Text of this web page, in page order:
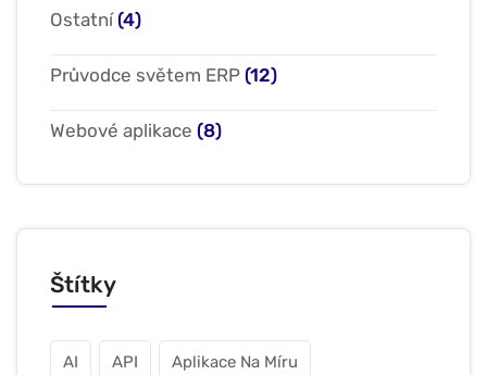
Ostatní(4)
Průvodce světem ERP (12)
Webové aplikace (8)
Štítky
AI API Aplikace Na Míru